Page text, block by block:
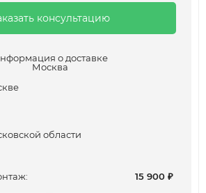
консультацию
о доставке
Москва
области
15 900 ₽